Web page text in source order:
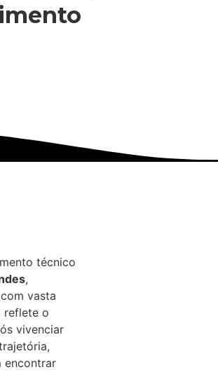
técnico
,
vasta
reflete o
vivenciar
encontrar